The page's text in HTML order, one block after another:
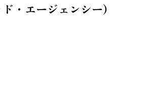
エージェンシー）